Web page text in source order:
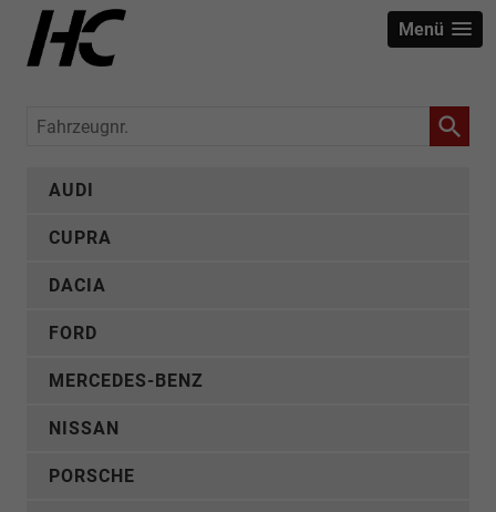
Menü
Fahrzeugnr.
AUDI
CUPRA
DACIA
FORD
MERCEDES-BENZ
NISSAN
PORSCHE